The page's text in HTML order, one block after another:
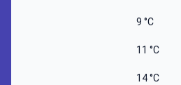
9 °C
11 °C
14 °C